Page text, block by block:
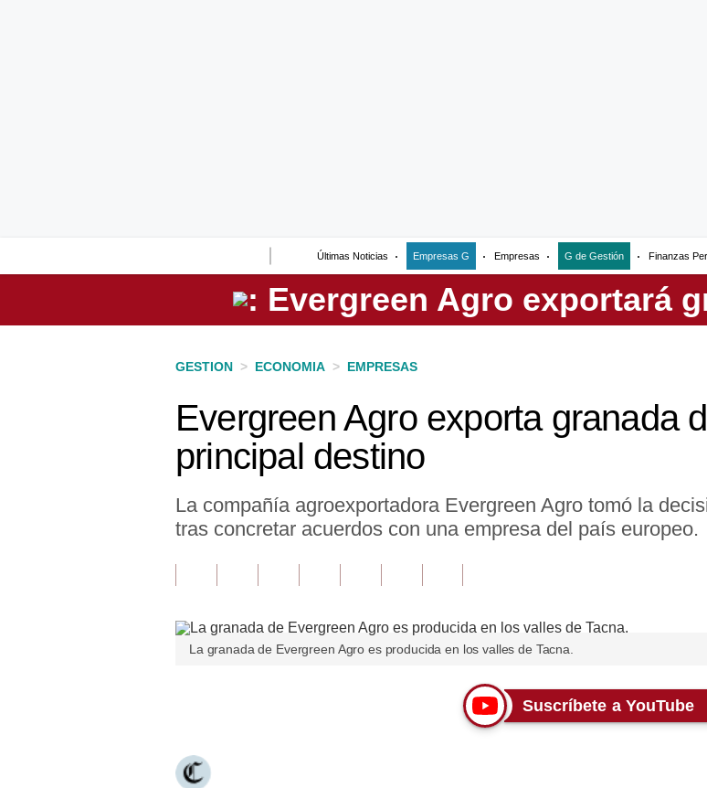
Últimas Noticias Empresas G Empresas G de Gestión Finanzas
Perú
GESTION > ECONOMIA > EMPRESAS
Evergreen Agro exporta granada
principal destino
La compañía agroexportadora Evergreen Agro tomó la
tras concretar acuerdos con una empresa del país europeo.
La granada de Evergreen Agro es producida en los valles de Tacna.
Suscríbete a YouTube